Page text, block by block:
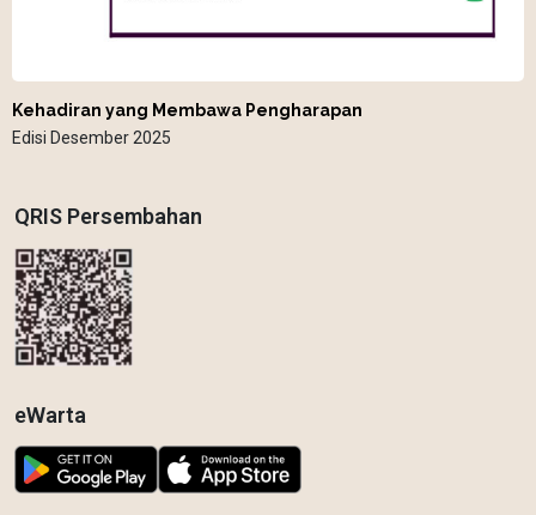
Kehadiran yang Membawa Pengharapan
Edisi Desember 2025
QRIS Persembahan
eWarta